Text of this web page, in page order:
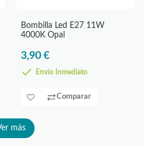
Bombilla Led E27 11W
4000K Opal
3,90 €
Envío Inmediato
Comparar
más